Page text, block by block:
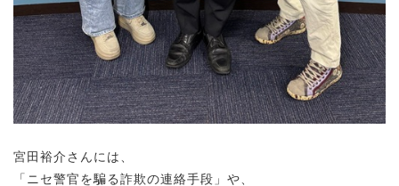
宮田裕介さんには、
「ニセ警官を騙る詐欺の連絡手段」や、